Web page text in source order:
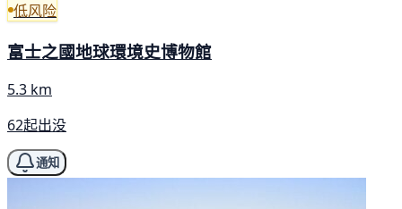
低风险
富士之國地球環境史博物館
5.3 km
62起出没
通知